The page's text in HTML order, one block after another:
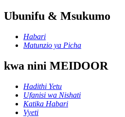
Ubunifu & Msukumo
Habari
Matunzio ya Picha
kwa nini MEIDOOR
Hadithi Yetu
Ufanisi wa Nishati
Katika Habari
Vyeti